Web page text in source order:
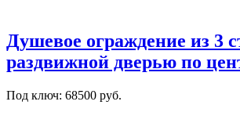
Душевое ограждение из 3
раздвижной дверью по
Под ключ: 68500 руб.